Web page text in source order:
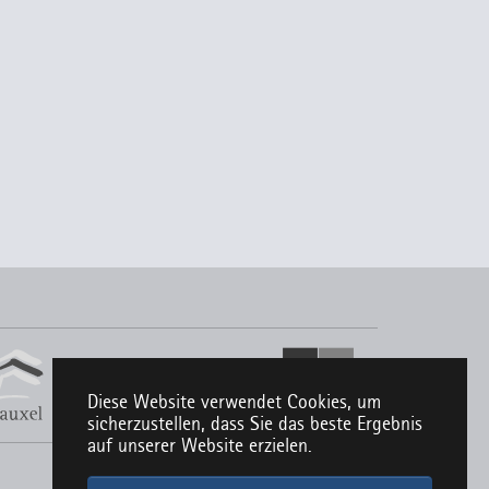
Diese Website verwendet Cookies, um
sicherzustellen, dass Sie das beste Ergebnis
auf unserer Website erzielen.